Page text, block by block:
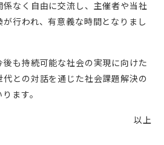
なく自由に交流し、主催者や当社
行われ、有意義な時間となりまし
も持続可能な社会の実現に向けた
との対話を通じた社会課題解決の
ます。
以上